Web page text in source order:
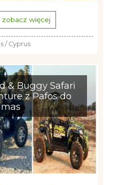
zobacz więcej
/ Cyprus
& Buggy Safari
z Pafos do